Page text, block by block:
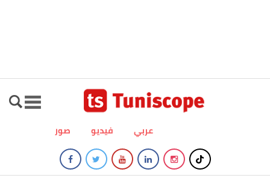
صور فيديو عربي